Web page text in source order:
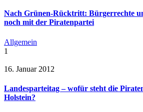
Nach Grünen-Rücktritt: Bürgerrechte
noch mit der Piratenpartei
Allgemein
1
16. Januar 2012
Landesparteitag – wofür steht die
Holstein?